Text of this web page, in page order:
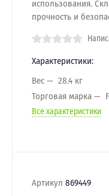
использования.
прочность и
Характеристики:
Вес
28.4 кг
Торговая марка
Все характеристики
Артикул 869449